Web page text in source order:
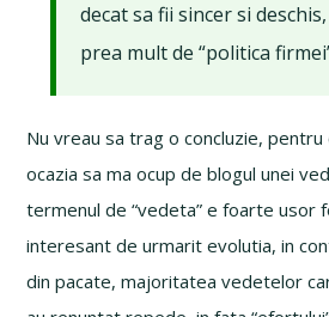
decat sa fii sincer si
prea mult de “politica
Nu vreau sa trag o concluzie, pentru
ocazia sa ma ocup de blogul unei
termenul de “vedeta” e foarte usor
interesant de urmarit evolutia, in
din pacate, majoritatea vedetelor